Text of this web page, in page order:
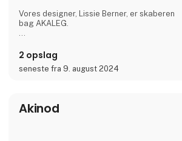
Vores designer, Lissie Berner, er skaberen
bag AKALEG.
fremstillet med omhu og opfylder de høje
standarder, som AKALEG er kendt for.
del af vores brand.Vi sætter en ære i at sikre,
2 opslag
seneste fra 9. august 2024
Akinod